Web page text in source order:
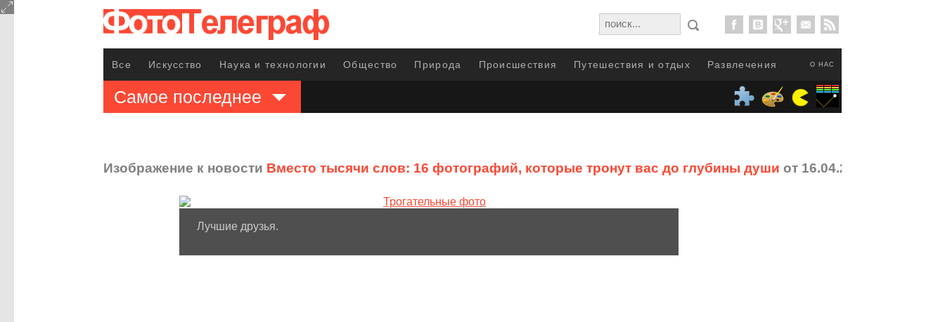
О НАС
Все Искусство Наука и технологии Общество Природа Происшествия Путешествия и отдых Развлечения
Самое последнее
Изображение к новости Вместо тысячи слов: 16 фотографий, которые тронут вас до глубины души от 16.04.2017
Лучшие друзья.